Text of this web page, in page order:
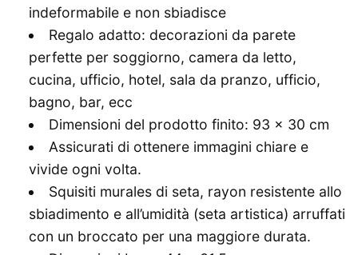
indeformabile e non sbiadisce
Regalo adatto: decorazioni da parete
perfette per soggiorno, camera da letto,
cucina, ufficio, hotel, sala da pranzo, ufficio,
bagno, bar, ecc
Dimensioni del prodotto finito: 93 x 30 cm
Assicurati di ottenere immagini chiare e
vivide ogni volta.
Squisiti murales di seta, rayon resistente allo
sbiadimento e all’umidità (seta artistica) arruffati
con un broccato per una maggiore durata.